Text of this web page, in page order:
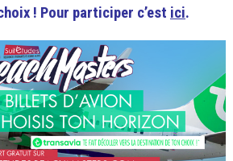
! Pour participer c’est ici.